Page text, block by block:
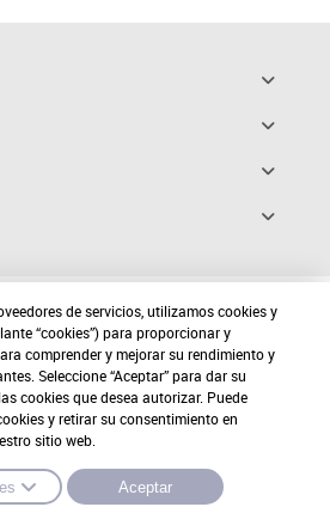
de servicios, utilizamos cookies y
“cookies”) para proporcionar y
comprender y mejorar su rendimiento y
Seleccione “Aceptar” para dar su
cookies que desea autorizar. Puede
y retirar su consentimiento en
sitio web.
Aceptar